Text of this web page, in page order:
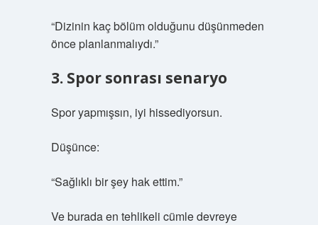
“Dizinin kaç bölüm olduğunu düşünmeden
önce planlanmalıydı.”
3. Spor sonrası senaryo
Spor yapmışsın, iyi hissediyorsun.
Düşünce:
“Sağlıklı bir şey hak ettim.”
Ve burada en tehlikeli cümle devreye